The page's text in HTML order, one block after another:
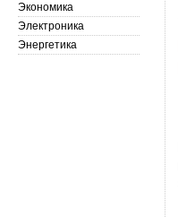
Экономика
Электроника
Энергетика